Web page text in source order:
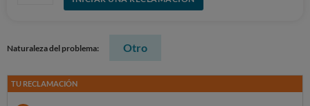
Naturaleza del problema: Otro
TU RECLAMACIÓN